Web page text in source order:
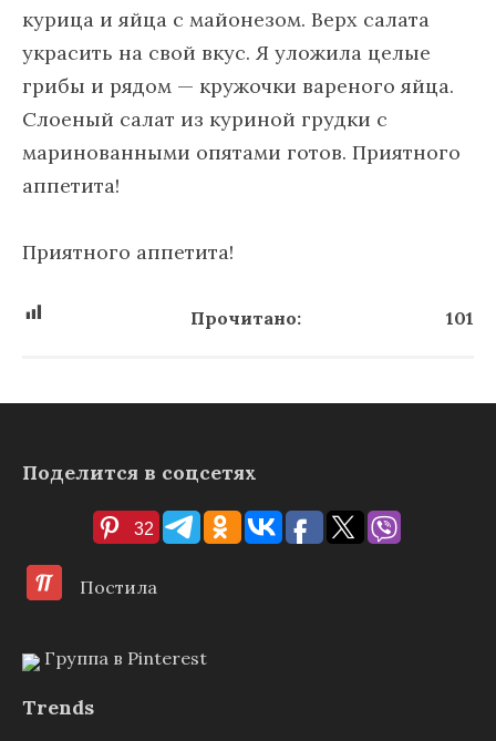
курица и яйца с майонезом. Верх салата
украсить на свой вкус. Я уложила целые
грибы и рядом — кружочки вареного яйца.
Слоеный салат из куриной грудки с
маринованными опятами готов. Приятного
аппетита!
Приятного аппетита!
Прочитано: 101
Поделится в соцсетях
32
Постила
Группа в Pinterest
Trends